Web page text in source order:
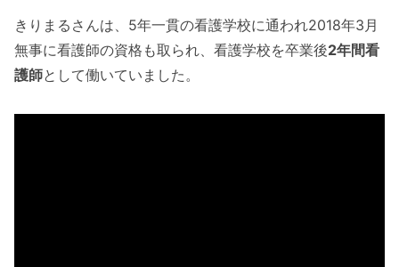
きりまるさんは、5年一貫の看護学校に通われ2018年3月
無事に看護師の資格も取られ、看護学校を卒業後2年間看
護師として働いていました。